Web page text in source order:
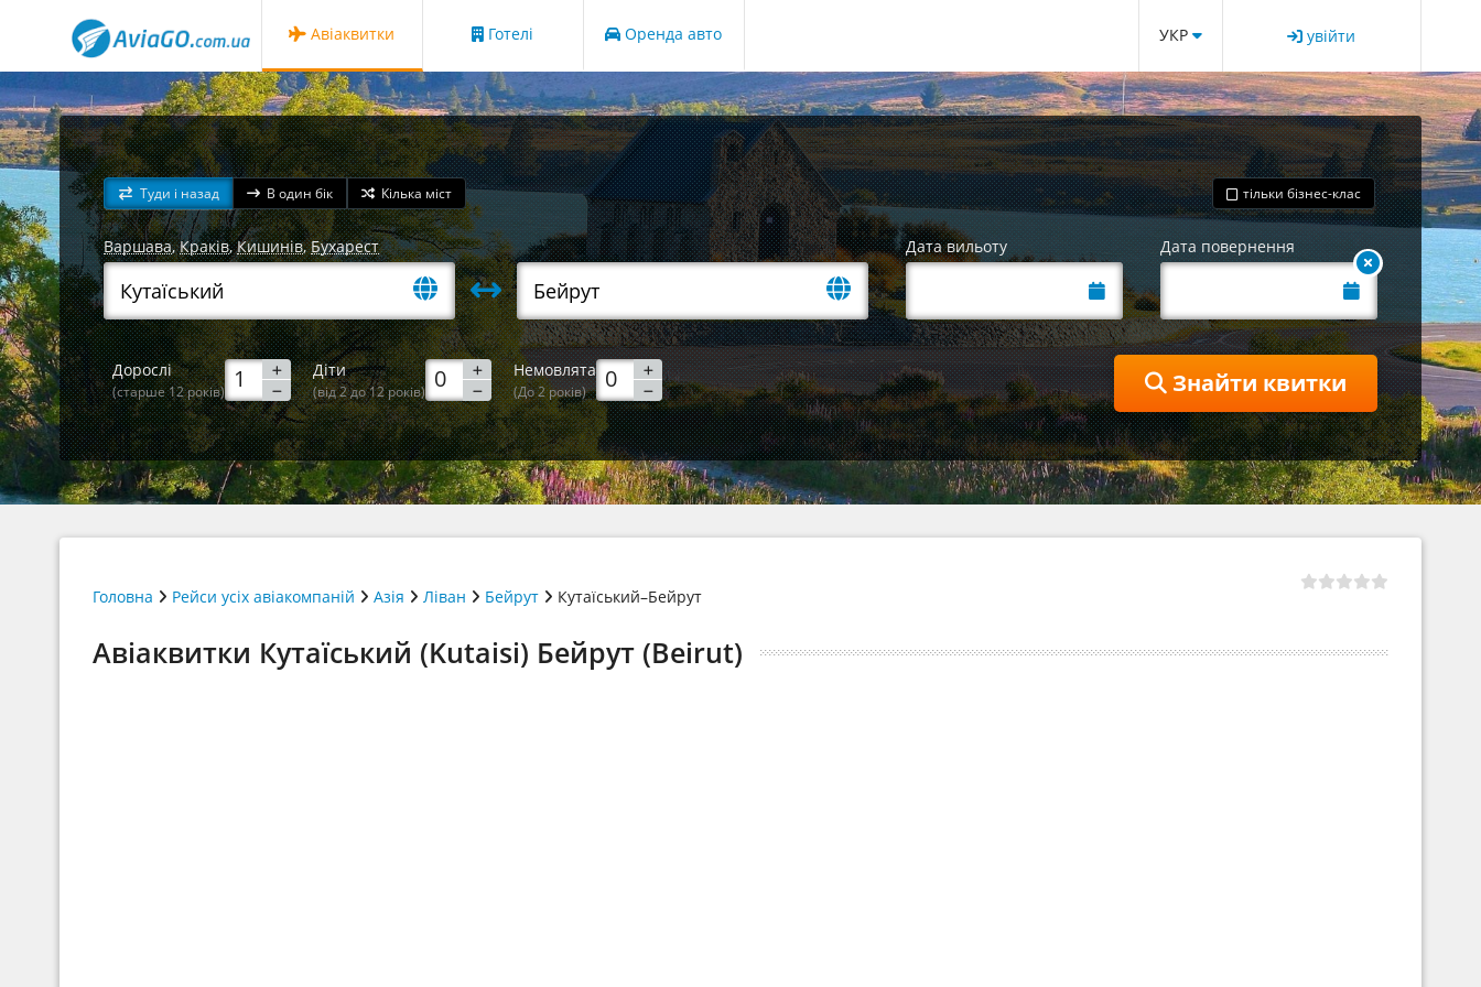
Авіаквитки Готелі Оренда авто УКР увійти
Туди і назад В один бік Кілька міст тільки бізнес-клас
Варшава,Краків,Кишинів,Бухарест Дата вильоту Дата повернення
Дорослі
(старше 12 років)
Діти
(від 2 до 12 років)
Немовлята
(До 2 років) Знайти квитки
Головна Рейси усіх авіакомпаній Азія Ліван Бейрут Кутаїський–Бейрут
Авіаквитки Кутаїський (Kutaisi) Бейрут (Beirut)